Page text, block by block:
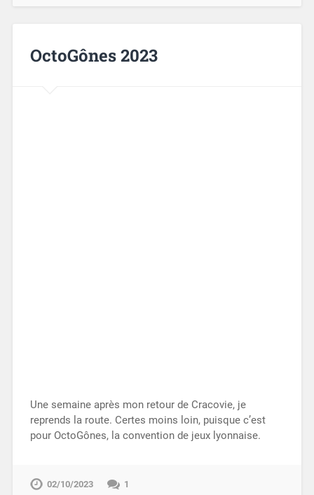
OctoGônes 2023
Une semaine après mon retour de Cracovie, je
reprends la route. Certes moins loin, puisque c’est
pour OctoGônes, la convention de jeux lyonnaise.
02/10/2023 1